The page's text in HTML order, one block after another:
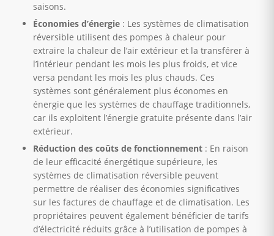
saisons.
Économies d’énergie : Les systèmes de climatisation
réversible utilisent des pompes à chaleur pour
extraire la chaleur de l’air extérieur et la transférer à
l’intérieur pendant les mois les plus froids, et vice
versa pendant les mois les plus chauds. Ces
systèmes sont généralement plus économes en
énergie que les systèmes de chauffage traditionnels,
car ils exploitent l’énergie gratuite présente dans l’air
extérieur.
Réduction des coûts de fonctionnement : En raison
de leur efficacité énergétique supérieure, les
systèmes de climatisation réversible peuvent
permettre de réaliser des économies significatives
sur les factures de chauffage et de climatisation. Les
propriétaires peuvent également bénéficier de tarifs
d’électricité réduits grâce à l’utilisation de pompes à